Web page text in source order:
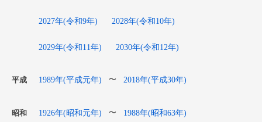
2027年(令和9年) 2028年(令和10年)
2029年(令和11年) 2030年(令和12年)
平成 1989年(平成元年) 〜 2018年(平成30年)
昭和 1926年(昭和元年) 〜 1988年(昭和63年)